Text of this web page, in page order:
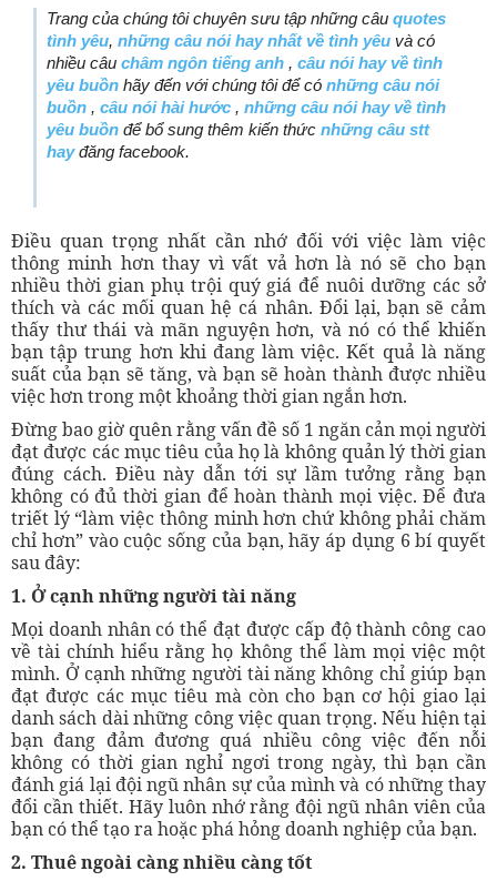
Trang của chúng tôi chuyên sưu tập những câu quotes
tình yêu, những câu nói hay nhất về tình yêu và có
nhiều câu châm ngôn tiếng anh , câu nói hay về tình
yêu buồn hãy đến với chúng tôi để có những câu nói
buồn , câu nói hài hước , những câu nói hay về tình
yêu buồn để bổ sung thêm kiến thức những câu stt
hay đăng facebook.
Điều quan trọng nhất cần nhớ đối với việc làm việc
thông minh hơn thay vì vất vả hơn là nó sẽ cho bạn
nhiều thời gian phụ trội quý giá để nuôi dưỡng các sở
thích và các mối quan hệ cá nhân. Đổi lại, bạn sẽ cảm
thấy thư thái và mãn nguyện hơn, và nó có thể khiến
bạn tập trung hơn khi đang làm việc. Kết quả là năng
suất của bạn sẽ tăng, và bạn sẽ hoàn thành được nhiều
việc hơn trong một khoảng thời gian ngắn hơn.
Đừng bao giờ quên rằng vấn đề số 1 ngăn cản mọi người
đạt được các mục tiêu của họ là không quản lý thời gian
đúng cách. Điều này dẫn tới sự lầm tưởng rằng bạn
không có đủ thời gian để hoàn thành mọi việc. Để đưa
triết lý “làm việc thông minh hơn chứ không phải chăm
chỉ hơn” vào cuộc sống của bạn, hãy áp dụng 6 bí quyết
sau đây:
1. Ở cạnh những người tài năng
Mọi doanh nhân có thể đạt được cấp độ thành công cao
về tài chính hiểu rằng họ không thể làm mọi việc một
mình. Ở cạnh những người tài năng không chỉ giúp bạn
đạt được các mục tiêu mà còn cho bạn cơ hội giao lại
danh sách dài những công việc quan trọng. Nếu hiện tại
bạn đang đảm đương quá nhiều công việc đến nỗi
không có thời gian nghỉ ngơi trong ngày, thì bạn cần
đánh giá lại đội ngũ nhân sự của mình và có những thay
đổi cần thiết. Hãy luôn nhớ rằng đội ngũ nhân viên của
bạn có thể tạo ra hoặc phá hỏng doanh nghiệp của bạn.
2. Thuê ngoài càng nhiều càng tốt